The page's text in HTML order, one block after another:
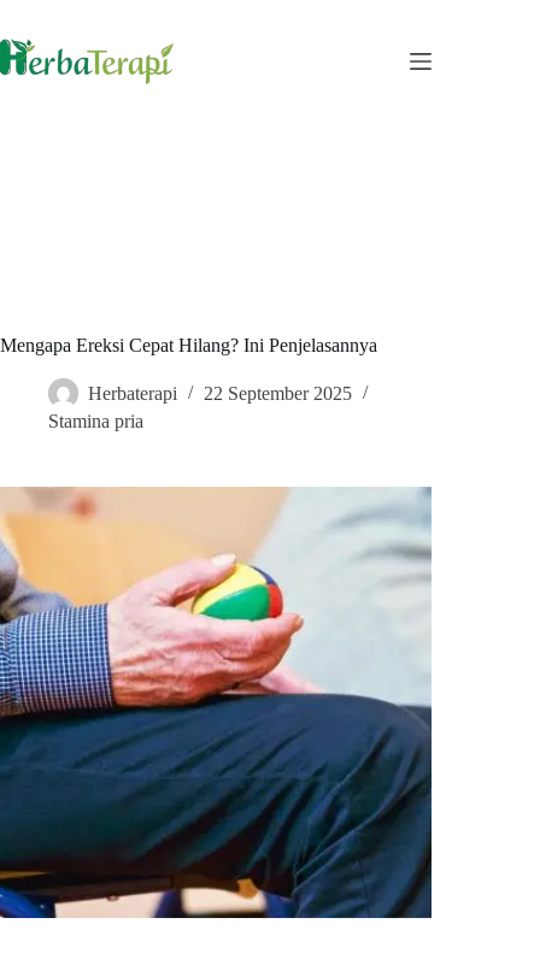
content
Mengapa Ereksi Cepat Hilang? Ini Penjelasannya
Herbaterapi
22 September 2025
Stamina pria